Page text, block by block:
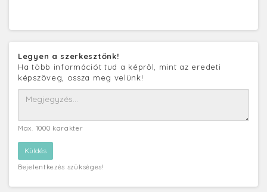
Legyen a szerkesztőnk!
Ha több információt tud a képről, mint az eredeti
képszöveg, ossza meg velünk!
Max. 1000 karakter
Bejelentkezés szükséges!